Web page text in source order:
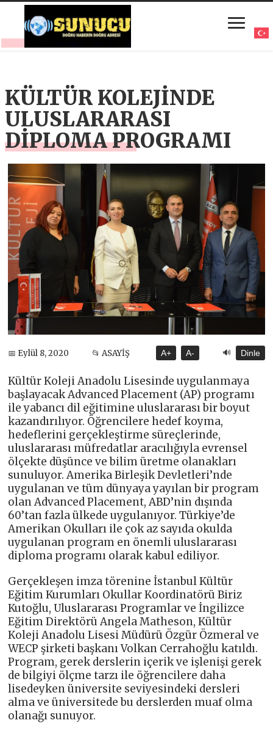
KÜLTÜR KOLEJİNDE
ULUSLARARASI
DİPLOMA PROGRAMI
📅 Eylül 8, 2020 📂 ASAYİŞ A+ A- 🔊 Dinle
Kültür Koleji Anadolu Lisesinde uygulanmaya
başlayacak Advanced Placement (AP) programı
ile yabancı dil eğitimine uluslararası bir boyut
kazandırılıyor. Öğrencilere hedef koyma,
hedeflerini gerçekleştirme süreçlerinde,
uluslararası müfredatlar aracılığıyla evrensel
ölçekte düşünce ve bilim üretme olanakları
sunuluyor. Amerika Birleşik Devletleri’nde
uygulanan ve tüm dünyaya yayılan bir program
olan Advanced Placement, ABD’nin dışında
60’tan fazla ülkede uygulanıyor. Türkiye’de
Amerikan Okulları ile çok az sayıda okulda
uygulanan program en önemli uluslararası
diploma programı olarak kabul ediliyor.
Gerçekleşen imza törenine İstanbul Kültür
Eğitim Kurumları Okullar Koordinatörü Biriz
Kutoğlu, Uluslararası Programlar ve İngilizce
Eğitim Direktörü Angela Matheson, Kültür
Koleji Anadolu Lisesi Müdürü Özgür Özmeral ve
WECP şirketi başkanı Volkan Cerrahoğlu katıldı.
Program, gerek derslerin içerik ve işlenişi gerek
de bilgiyi ölçme tarzı ile öğrencilere daha
lisedeyken üniversite seviyesindeki dersleri
alma ve üniversitede bu derslerden muaf olma
olanağı sunuyor.